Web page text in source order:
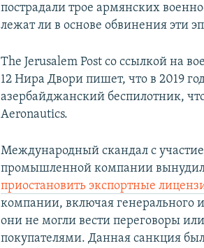
пострадали трое армянских
лежат ли в основе обвинения эти
The Jerusalem Post со ссылкой на
12 Нира Двори пишет, что в 2019
азербайджанский беспилотник,
Aeronautics.
Международный скандал с
промышленной компании
приостановить экспортные
компании, включая генерального
они не могли вести переговоры
покупателями. Данная санкция